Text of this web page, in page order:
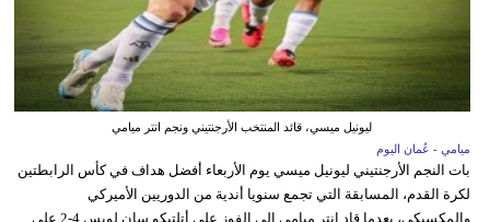
ليونيل ميسي، قائد المنتخب الأرجنتيني ونجم انتر ميامي
ميامي - عُمان اليوم
بات النجم الأرجنتيني ليونيل ميسي يوم الأربعاء أفضل هداف في كأس الرابطتين
لكرة القدم، المسابقة التي تجمع سنويا أندية من الدوريين الأميركي
والمكسيكي، بعدما قاد إنتر ميامي إلى الفوز على أتلتيكو سان لويس 4-2 على